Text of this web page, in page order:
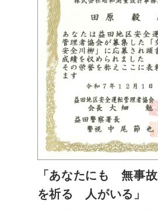
「あなたにも 無事故
を祈る 人がいる」